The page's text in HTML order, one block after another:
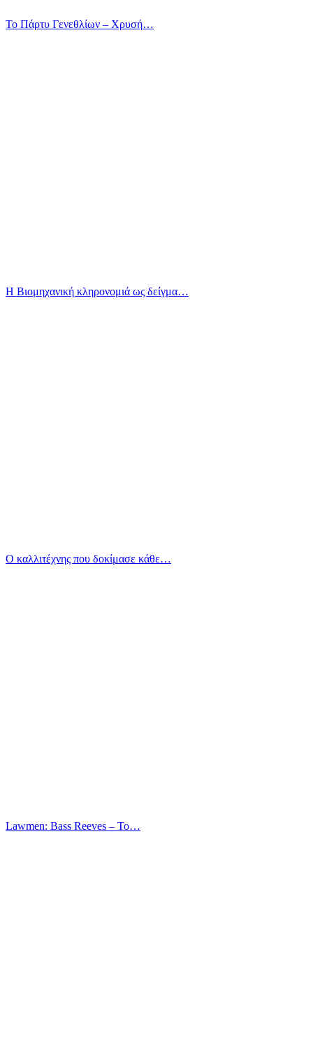
Το Πάρτυ Γενεθλίων – Χρυσή…
Η Βιομηχανική κληρονομιά ως δείγμα…
Ο καλλιτέχνης που δοκίμασε κάθε…
Lawmen: Bass Reeves – Το…